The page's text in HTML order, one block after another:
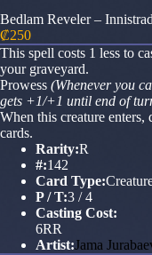
Bedlam Reveler –
₡250
This spell costs 1 less to
your graveyard.
Prowess (Whenever you
gets +1/+1 until end of
When this creature
cards.
Rarity:R
#:142
Card Type:
P / T:3 / 4
Casting Cost:
6RR
Artist:Jama